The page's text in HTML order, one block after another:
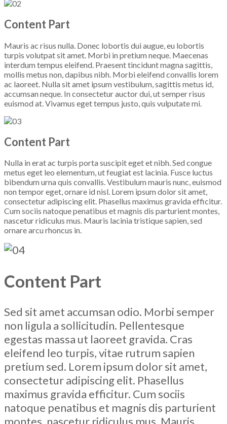
Content Part
Mauris ac risus nulla. Donec lobortis dui augue, eu lobortis
turpis volutpat sit amet. Morbi in pretium neque. Maecenas
interdum tempus eleifend. Praesent tincidunt magna sagittis,
mollis metus non, dapibus nibh. Morbi eleifend convallis lorem
ac laoreet. Nulla sit amet ipsum vestibulum, sagittis metus id,
accumsan neque. In consectetur auctor dui, ut semper risus
euismod at. Vivamus eget tempus justo, quis vulputate mi.
Content Part
Nulla in erat ac turpis porta suscipit eget et nibh. Sed congue
metus eget leo elementum, ut feugiat est lacinia. Fusce luctus
bibendum urna quis convallis. Vestibulum mauris nunc, euismod
non tempor eget, ornare id nisl. Lorem ipsum dolor sit amet,
consectetur adipiscing elit. Phasellus maximus gravida efficitur.
Cum sociis natoque penatibus et magnis dis parturient montes,
nascetur ridiculus mus. Mauris lacinia tristique sapien, sed
ornare arcu rhoncus in.
Content Part
Sed sit amet accumsan odio. Morbi semper
non ligula a sollicitudin. Pellentesque
egestas massa ut laoreet gravida. Cras
eleifend leo turpis, vitae rutrum sapien
pretium sed. Lorem ipsum dolor sit amet,
consectetur adipiscing elit. Phasellus
maximus gravida efficitur. Cum sociis
natoque penatibus et magnis dis parturient
montes, nascetur ridiculus mus. Mauris